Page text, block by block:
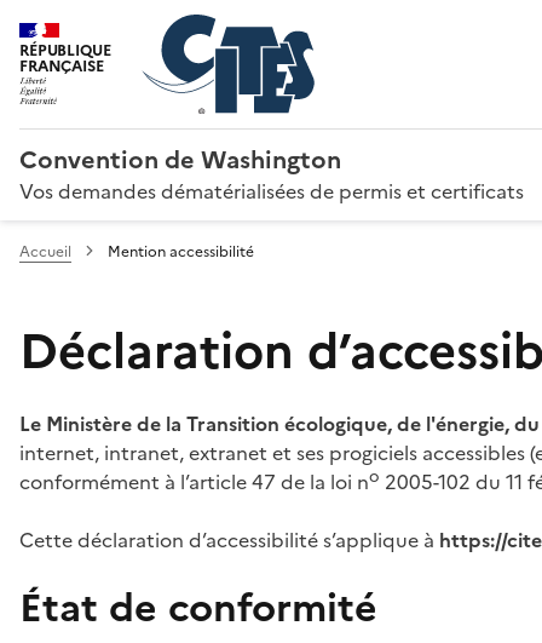
RÉPUBLIQUE
FRANÇAISE
Convention de Washington
Vos demandes dématérialisées de permis et certificats
Accueil Mention accessibilité
Déclaration
Le Ministère de la Transition écologique, de l'énergie,
internet, intranet, extranet et ses progiciels
conformément à l’article 47 de la loi no 2005-102 du 11
Cette déclaration d’accessibilité s’applique à https://
État de conformité